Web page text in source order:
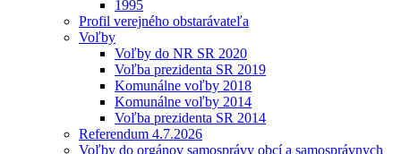
1995
Profil verejného obstarávateľa
Voľby
Voľby do NR SR 2020
Voľba prezidenta SR 2019
Komunálne voľby 2018
Komunálne voľby 2014
Voľba prezidenta SR 2014
Referendum 4.7.2026
Voľby do orgánov samosprávy obcí a samosprávnych